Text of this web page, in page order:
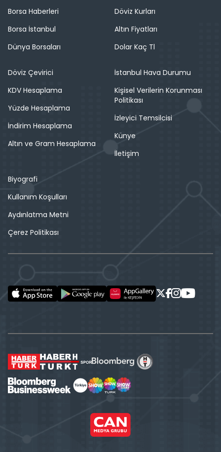
Borsa Haberleri
Borsa İstanbul
Dünya Borsaları
Döviz Kurları
Altın Fiyatları
Dolar Kaç Tl
Döviz Çevirici
KDV Hesaplama
Yüzde Hesaplama
İndirim Hesaplama
Altın ve Gram Hesaplama
İstanbul Hava Durumu
Kişisel Verilerin Korunması
Politikası
İzleyici Temsilcisi
Künye
İletişim
Biyografi
Kullanım Koşulları
Aydınlatma Metni
Çerez Politikası